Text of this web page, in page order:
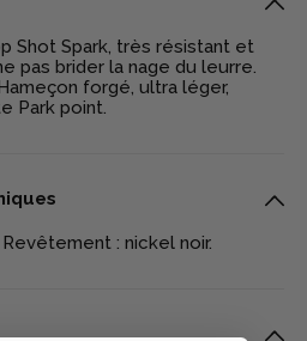
Shot Spark, très résistant et
pas brider la nage du leurre.
forgé, ultra léger,
Park point.
: nickel noir.